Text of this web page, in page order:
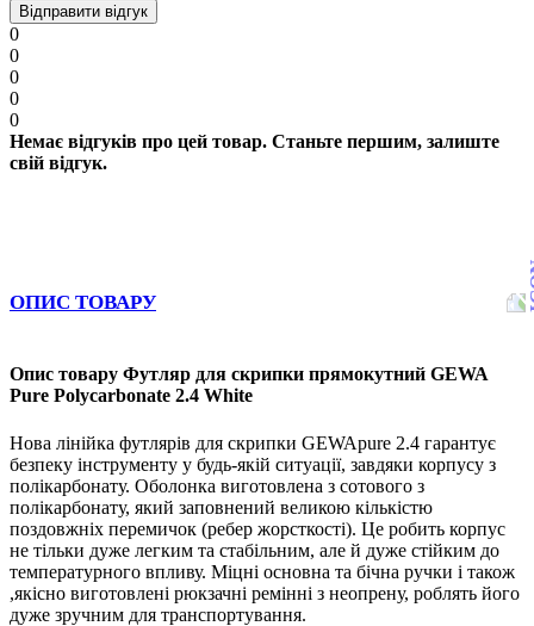
Відправити відгук
0
0
0
0
0
Немає відгуків про цей товар. Станьте першим, залиште
свій відгук.
ОПИС ТОВАРУ
Опис товару Футляр для скрипки прямокутний GEWA
Pure Polycarbonate 2.4 White
Нова лінійка футлярів для скрипки GEWApure 2.4 гарантує
безпеку інструменту у будь-якій ситуації, завдяки корпусу з
полікарбонату. Оболонка виготовлена з сотового з
полікарбонату, який заповнений великою кількістю
поздовжніх перемичок (ребер жорсткості). Це робить корпус
не тільки дуже легким та стабільним, але й дуже стійким до
температурного впливу. Міцні основна та бічна ручки і також
,якісно виготовлені рюкзачні ремінні з неопрену, роблять його
дуже зручним для транспортування.